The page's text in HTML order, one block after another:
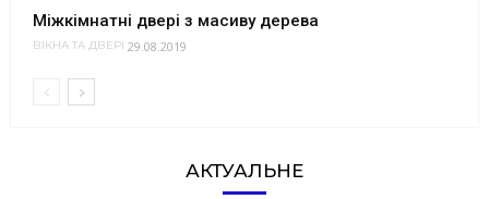
Міжкімнатні двері з масиву дерева
ВІКНА ТА ДВЕРІ 29.08.2019
АКТУАЛЬНЕ